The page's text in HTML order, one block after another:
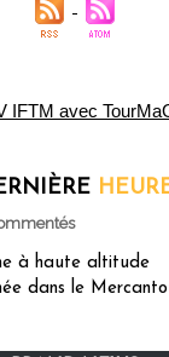
à haute altitude
dans le